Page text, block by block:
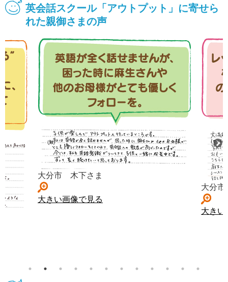
英会話スクール「アウトプット」に寄せら
れた親御さまの声
大分市 木下さま
大きい画像で見る
大分
大きい